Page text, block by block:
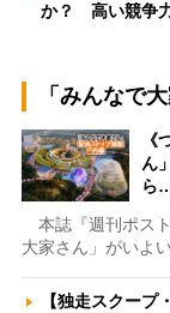
か？ 高い競争
「みんなで
《
ん
ら
本誌『週刊ポス
大家さん」がいよ
【独走スクープ